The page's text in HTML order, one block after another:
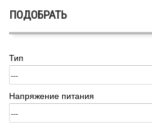
ПОДОБРАТЬ
Тип
Напряжение питания